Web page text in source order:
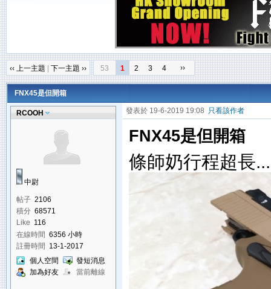
‹‹ 上一主題 下一主題 ›› 53 1 2 3 4 ››
FNX45是但開箱
RCOOH
中尉
帖子 2106
積分 68571
Like 116
在線時間 6356 小時
註冊時間 13-1-2017
個人空間
發短消息
加為好友
當前離線
發表於 19-6-2019 19:08 只看該作者
FNX45是但開箱
條師奶行程超長